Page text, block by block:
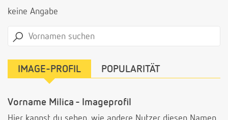
keine Angabe
IMAGE-PROFIL POPULARITÄT
Vorname Milica - Imageprofil